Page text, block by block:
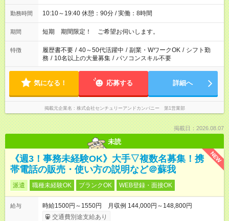
勤務時間 10:10～19:40 休憩：90分 / 実働：8時間
期間 短期 期間限定！ ご希望お伺いします。
特徴 履歴書不要 / 40～50代活躍中 / 副業・WワークOK / シフト勤
務 / 10名以上の大量募集 / パソコンスキル不要
気になる！ 応募する 詳細へ
掲載元企業名 株式会社センチュリーアンドカンパニー 第1営業部
掲載日：2026.08.07
未読
NEW
《週3！事務未経験OK》大手▽複数名募集！携
帯電話の販売・使い方の説明など＠蘇我
派遣 職種未経験OK ブランクOK WEB登録・面接OK
給与
時給1500円～1550円 月収例 144,000円～148,800円
交通費別途支給あり